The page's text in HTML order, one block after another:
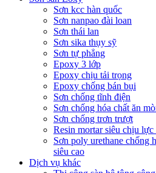
Sơn kcc hàn quốc
Sơn nanpao đài loan
Sơn thái lan
Sơn sika thụy sỹ
Sơn tự phẳng
Epoxy 3 lớp
Epoxy chịu tải trọng
Epoxy chống bán bụi
Sơn chống tĩnh điện
Sơn chống hóa chất ăn
Sơn chống trơn trượt
Resin mortar siêu chịu lực
Sơn poly urethane chống
siêu cao
Dịch vụ khác